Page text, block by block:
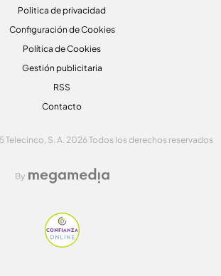
Politica de privacidad
Configuración de Cookies
Política de Cookies
Gestión publicitaria
RSS
Contacto
S. A. 2026 Todos los derechos reservados
By